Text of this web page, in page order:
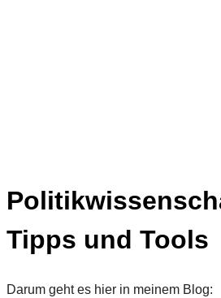
Tipps und Tools
Darum geht es hier in meinem Blog: